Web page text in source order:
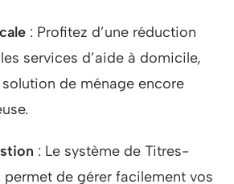
: Profitez d’une réduction
services d’aide à domicile,
de ménage encore
: Le système de Titres-
permet de gérer facilement vos